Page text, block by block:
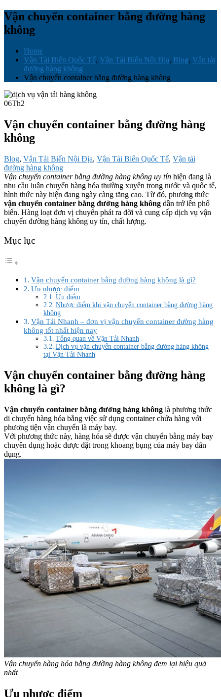
Vận chuyển container bằng đường hàng
không
Home
Vận Tải Biển Quốc Tế, Vận Tải Biển Nội Địa, Blog, Vận tải
đường hàng không
Vận chuyển container bằng đường hàng không
06Th2
Vận chuyển container bằng đường hàng
không
Blog, Vận Tải Biển Nội Địa, Vận Tải Biển Quốc Tế, Vận tải
đường hàng không
Vận chuyển container bằng đường hàng không uy tín hiện đang là
nhu cầu luân chuyển hàng hóa thường xuyên trong nước và quốc tế,
hình thức này hiện đang ngày càng tăng cao. Từ đó, phương thức
vận chuyển container bằng đường hàng không dần trở lên phổ
biến. Hàng loạt đơn vị chuyển phát ra đời và cung cấp dịch vụ vận
chuyển đường hàng không uy tín, chất lượng.
Mục lục
Vận chuyển container bằng đường hàng không là gì?
Ưu nhược điểm
Ưu điểm
Nhược điểm khi vận chuyển container bằng đường hàng
không
Vận Tải Nhanh – đơn vị vận chuyển container đường hàng
không tốt nhất hiện nay
Tổng quan về Vận Tải Nhanh
Dịch vụ vận chuyển container bằng đường hàng không
tại Vận Tải Nhanh
Vận chuyển container bằng đường hàng
không là gì?
Vận chuyển container bằng đường hàng không là phương thức
di chuyển hàng hóa bằng việc sử dụng container chứa hàng với
phương tiện vận chuyển là máy bay.
Với phương thức này, hàng hóa sẽ được vận chuyển bằng máy bay
chuyên dụng hoặc được đặt trong khoang bụng của máy bay dân
dụng.
Vận chuyển hàng hóa bằng đường hàng không đem lại hiệu quả
nhất
Ưu nhược điểm